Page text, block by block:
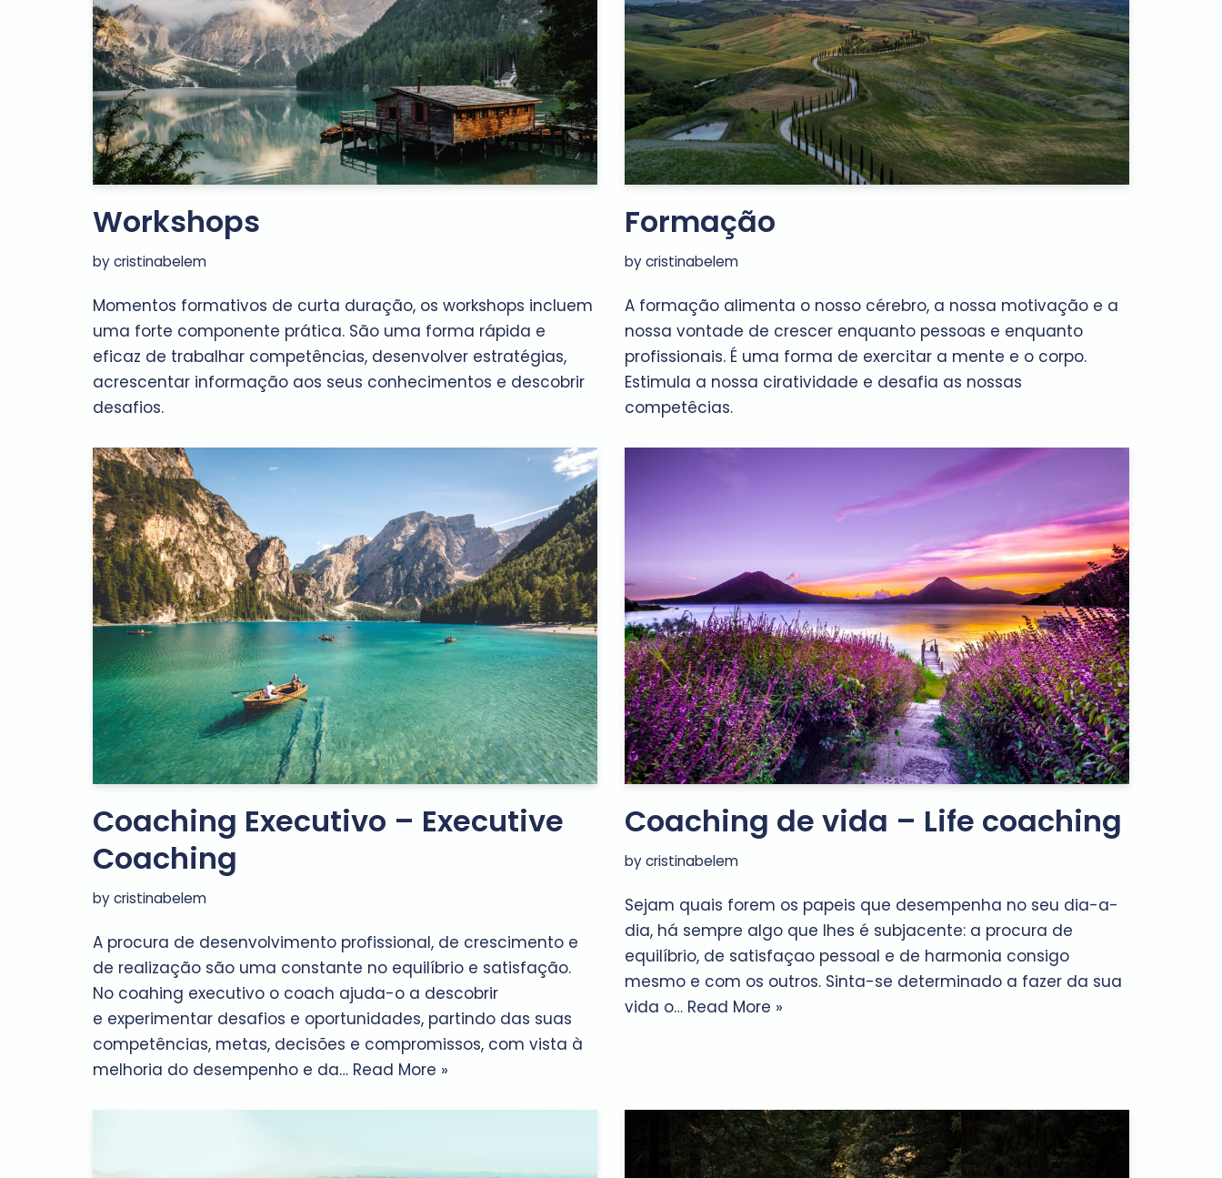
Workshops
bycristinabelem
Momentos formativos de curta duração, os workshops incluem
uma forte componente prática. São uma forma rápida e
eficaz de trabalhar competências, desenvolver estratégias,
acrescentar informação aos seus conhecimentos e descobrir
desafios.
Formação
bycristinabelem
A formação alimenta o nosso cérebro, a nossa motivação e a
nossa vontade de crescer enquanto pessoas e enquanto
profissionais. É uma forma de exercitar a mente e o corpo.
Estimula a nossa ciratividade e desafia as nossas
competêcias.
Coaching Executivo – Executive
Coaching
bycristinabelem
A procura de desenvolvimento profissional, de crescimento e
de realização são uma constante no equilíbrio e satisfação.
No coahing executivo o coach ajuda-o a descobrir
e experimentar desafios e oportunidades, partindo das suas
competências, metas, decisões e compromissos, com vista à
melhoria do desempenho e da… Read More »
Coaching de vida – Life coaching
bycristinabelem
Sejam quais forem os papeis que desempenha no seu dia-a-
dia, há sempre algo que lhes é subjacente: a procura de
equilíbrio, de satisfaçao pessoal e de harmonia consigo
mesmo e com os outros. Sinta-se determinado a fazer da sua
vida o… Read More »